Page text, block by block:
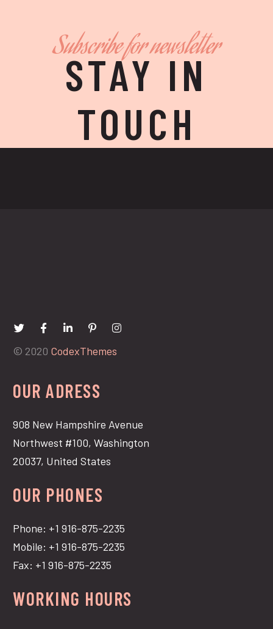
Subscribe for newsletter
STAY IN
TOUCH
© 2020 CodexThemes
OUR ADRESS
908 New Hampshire Avenue
Northwest #100, Washington
20037, United States
OUR PHONES
Phone: +1 916-875-2235
Mobile: +1 916-875-2235
Fax: +1 916-875-2235
WORKING HOURS